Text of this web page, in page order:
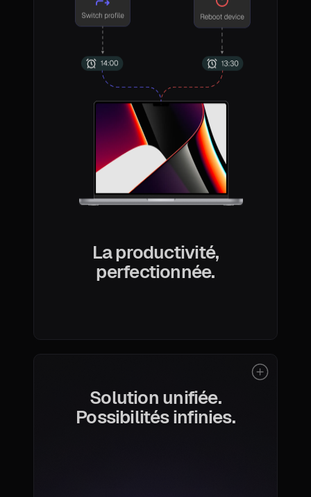
La productivité,
perfectionnée.
Solution unifiée.
Possibilités infinies.